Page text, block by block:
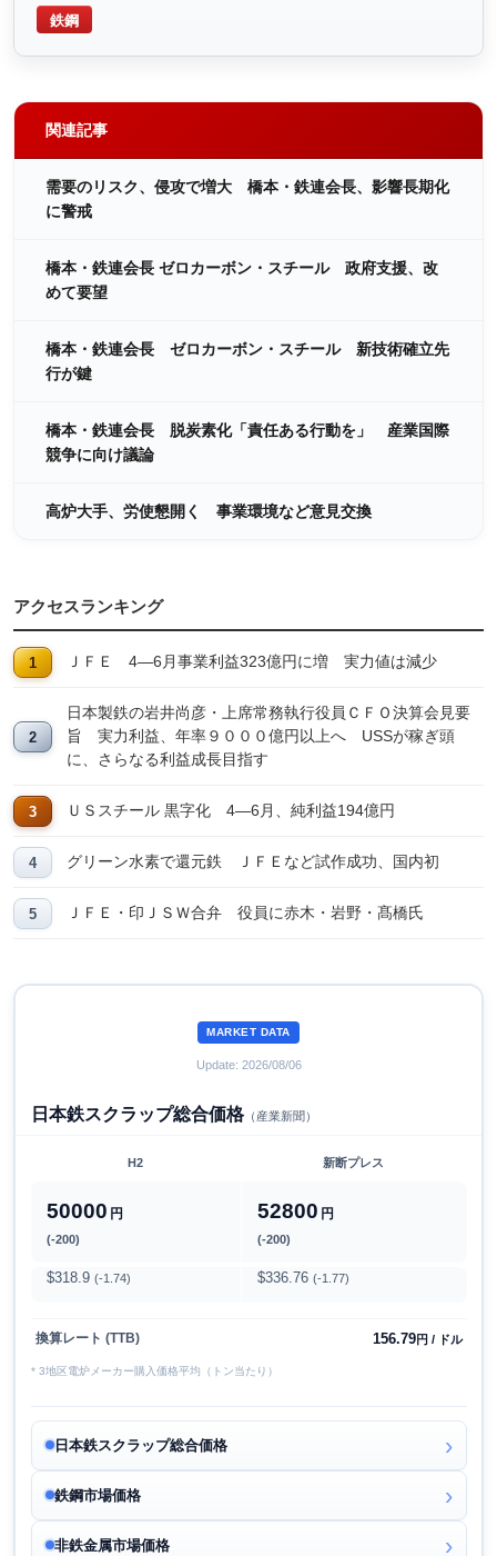
鉄鋼
関連記事
需要のリスク、侵攻で増大 橋本・鉄連会長、影響長期化
に警戒
橋本・鉄連会長 ゼロカーボン・スチール 政府支援、改
めて要望
橋本・鉄連会長 ゼロカーボン・スチール 新技術確立先
行が鍵
橋本・鉄連会長 脱炭素化「責任ある行動を」 産業国際
競争に向け議論
高炉大手、労使懇開く 事業環境など意見交換
アクセスランキング
ＪＦＥ 4―6月事業利益323億円に増 実力値は減少
日本製鉄の岩井尚彦・上席常務執行役員ＣＦＯ決算会見要
旨 実力利益、年率９０００億円以上へ USSが稼ぎ頭
に、さらなる利益成長目指す
ＵＳスチール 黒字化 4―6月、純利益194億円
グリーン水素で還元鉄 ＪＦＥなど試作成功、国内初
ＪＦＥ・印ＪＳＷ合弁 役員に赤木・岩野・髙橋氏
MARKET DATA
Update: 2026/08/06
日本鉄スクラップ総合価格（産業新聞）
H2 新断プレス
50000 円
(-200)
52800 円
(-200)
$318.9 (-1.74) $336.76 (-1.77)
換算レート (TTB) 156.79円 / ドル
* 3地区電炉メーカー購入価格平均（トン当たり）
日本鉄スクラップ総合価格
鉄鋼市場価格
非鉄金属市場価格